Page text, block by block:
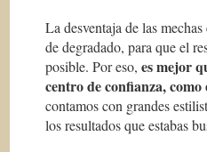
La desventaja de las
de degradado, para que el
posible. Por eso,es mejor
centro de confianza,
contamos con grandes
los resultados que estabas